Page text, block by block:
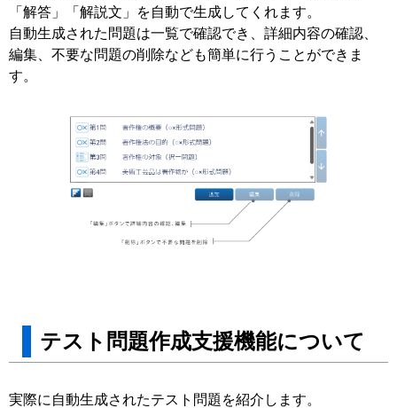
「解答」「解説⽂」を⾃動で⽣成してくれます。
⾃動⽣成された問題は⼀覧で確認でき、詳細内容の確認、
編集、不要な問題の削除なども簡単に⾏うことができま
す。
テスト問題作成⽀援機能について
実際に⾃動⽣成されたテスト問題を紹介します。